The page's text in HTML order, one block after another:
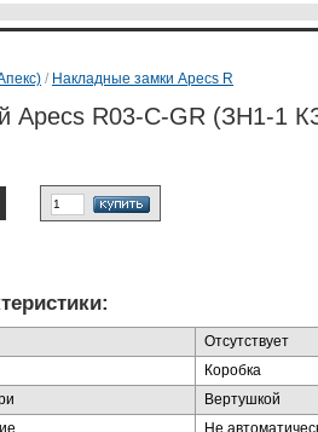
/ Накладные замки Apecs R
Apecs R03-C-GR (ЗН1-1
Отсутствует
Коробка
Вертушкой
Не